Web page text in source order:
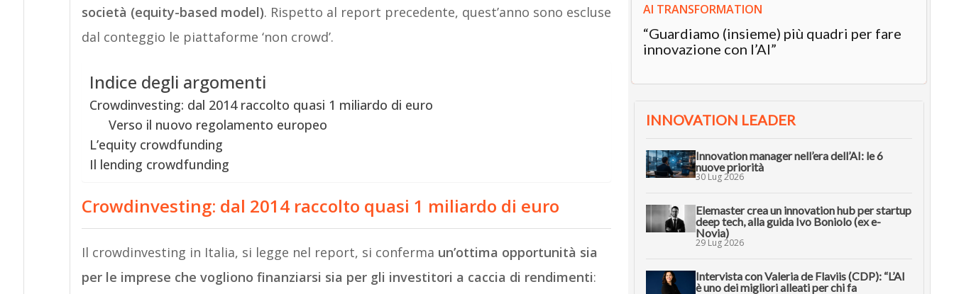
società (equity-based model). Rispetto al report precedente, quest’anno sono escluse
dal conteggio le piattaforme ‘non crowd’.
Indice degli argomenti
Crowdinvesting: dal 2014 raccolto quasi 1 miliardo di euro
Verso il nuovo regolamento europeo
L’equity crowdfunding
Il lending crowdfunding
Crowdinvesting: dal 2014 raccolto quasi 1 miliardo di euro
Il crowdinvesting in Italia, si legge nel report, si conferma un’ottima opportunità sia
per le imprese che vogliono finanziarsi sia per gli investitori a caccia di rendimenti:
AI TRANSFORMATION
“Guardiamo (insieme) più quadri per fare
innovazione con l’AI”
INNOVATION LEADER
Innovation manager nell’era dell’AI: le 6
nuove priorità
30 Lug 2026
Elemaster crea un innovation hub per startup
deep tech, alla guida Ivo Boniolo (ex e-
Novia)
29 Lug 2026
Intervista con Valeria de Flaviis (CDP): “L’AI
è uno dei migliori alleati per chi fa